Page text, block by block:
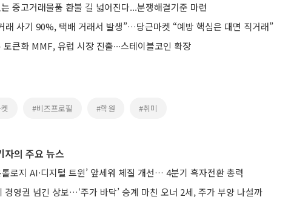
중고거래물품 환불 길 넓어진다...분쟁해결기준 마련
래 사기 90%, 택배 거래서 발생”…당근마켓 “예방 핵심은 대면 직거래”
토큰화 MMF, 유럽 시장 진출∙∙∙스테이블코인 확장
#비즈프로필 #학원 #취미
자의 주요 뉴스
톨로지 AI·디지털 트윈’ 앞세워 체질 개선… 4분기 흑자전환 총력
경영권 넘긴 상보…‘주가 바닥’ 승계 마친 오너 2세, 주가 부양 나설까